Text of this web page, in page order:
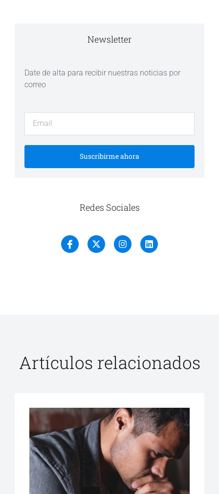
Newsletter
Date de alta para recibir nuestras noticias por
correo
Suscribirme ahora
Redes Sociales
Artículos relacionados